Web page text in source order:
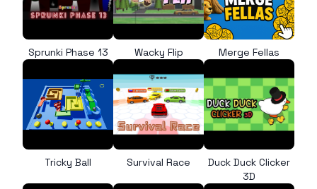
Sprunki Phase 13 Wacky Flip Merge Fellas
Tricky Ball Survival Race
Duck Duck Clicker
3D